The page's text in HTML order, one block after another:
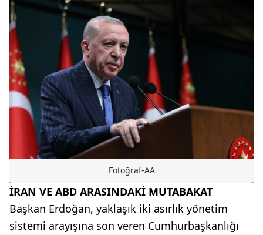
Fotoğraf-AA
İRAN VE ABD ARASINDAKİ MUTABAKAT
Başkan Erdoğan, yaklaşık iki asırlık yönetim
sistemi arayışına son veren Cumhurbaşkanlığı